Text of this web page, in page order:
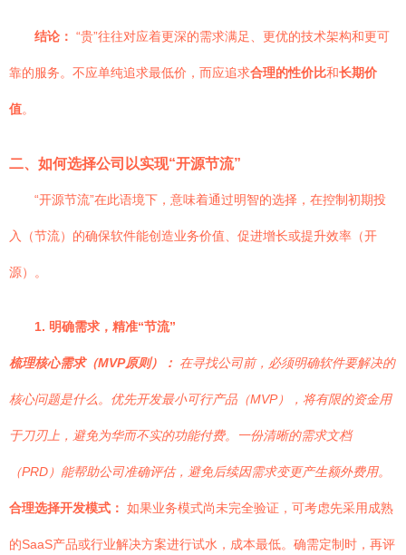
结论： “贵”往往对应着更深的需求满足、更优的技术架构和更可
靠的服务。不应单纯追求最低价，而应追求合理的性价比和长期价
值。
二、如何选择公司以实现“开源节流”
“开源节流”在此语境下，意味着通过明智的选择，在控制初期投
入（节流）的确保软件能创造业务价值、促进增长或提升效率（开
源）。
1. 明确需求，精准“节流”
梳理核心需求（MVP原则）： 在寻找公司前，必须明确软件要解决的
核心问题是什么。优先开发最小可行产品（MVP），将有限的资金用
于刀刃上，避免为华而不实的功能付费。一份清晰的需求文档
（PRD）能帮助公司准确评估，避免后续因需求变更产生额外费用。
合理选择开发模式： 如果业务模式尚未完全验证，可考虑先采用成熟
的SaaS产品或行业解决方案进行试水，成本最低。确需定制时，再评